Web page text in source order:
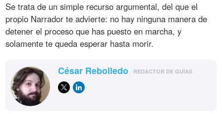
Se trata de un simple recurso argumental, del que el
propio Narrador te advierte: no hay ninguna manera de
detener el proceso que has puesto en marcha, y
solamente te queda esperar hasta morir.
César Rebolledo REDACTOR DE GUÍAS